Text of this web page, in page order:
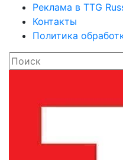
Реклама в TTG
Контакты
Политика